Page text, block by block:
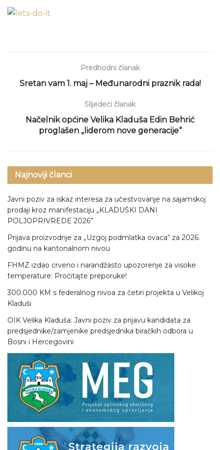
Predhodni članak
Sretan vam 1. maj – Međunarodni praznik rada!
Slijedeći članak
Načelnik općine Velika Kladuša Edin Behrić
proglašen „liderom nove generacije“
Najnoviji članci
Javni poziv za iskaz interesa za učestvovanje na sajamskoj
prodaji kroz manifestaciju „KLADUŠKI DANI
POLJOPRIVREDE 2026”
Prijava proizvodnje za „Uzgoj podmlatka ovaca“ za 2026.
godinu na kantonalnom nivou
FHMZ izdao crveno i narandžasto upozorenje za visoke
temperature: Pročitajte preporuke!
300.000 KM s federalnog nivoa za četiri projekta u Velikoj
Kladuši
OIK Velika Kladuša: Javni poziv za prijavu kandidata za
predsjednike/zamjenike predsjednika biračkih odbora u
Bosni i Hercegovini